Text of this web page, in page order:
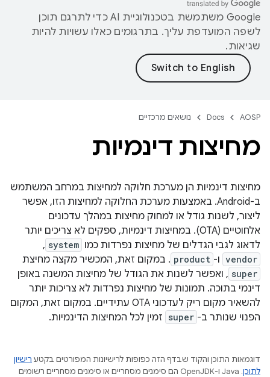
‫Google משתמשת בטכנולוגיית AI כדי לתרגם תוכן
לשפה המועדפת עליך. בתרגומים כאלו עשויות להיות
שגיאות.
AOSP
Docs נושאים מרכזיים
מחיצות דינמיות
מחיצות דינמיות הן מערכת חלוקה למחיצות במרחב המשתמש
ב-Android. באמצעות מערכת החלוקה למחיצות הזו, אפשר
ליצור, לשנות גודל או למחוק מחיצות במהלך עדכונים
אלחוטיים (OTA). במחיצות דינמיות, ספקים לא צריכים יותר
לדאוג לגבי הגדלים של מחיצות נפרדות כמו system
,
vendor ו- product . במקום זאת, המכשיר מקצה מחיצת
super , ואפשר לשנות את הגודל של מחיצות המשנה באופן
דינמי בתוכה. תמונות של מחיצות נפרדות לא צריכות יותר
להשאיר מקום ריק לעדכוני OTA עתידיים. במקום זאת, המקום
הפנוי שנותר ב- super זמין לכל המחיצות הדינמיות.
דוגמאות התוכן והקוד שבדף הזה כפופות לרישיונות המפורטים בקטע רישיון
לתוכן
.‏ Java ו-OpenJDK הם סימנים מסחריים או סימנים מסחריים רשומים